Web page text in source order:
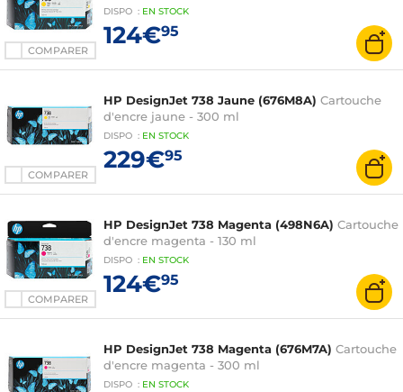
COMPARER
DISPO : EN STOCK
124€95
COMPARER
HP DesignJet 738 Jaune (676M8A) Cartouche
d'encre jaune - 300 ml
DISPO : EN STOCK
229€95
COMPARER
HP DesignJet 738 Magenta (498N6A) Cartouche
d'encre magenta - 130 ml
DISPO : EN STOCK
124€95
HP DesignJet 738 Magenta (676M7A) Cartouche
d'encre magenta - 300 ml
DISPO : EN STOCK